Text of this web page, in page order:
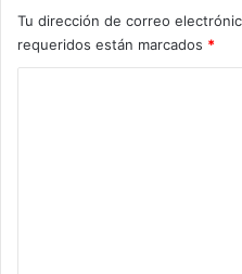
Tu dirección de correo
requeridos están marcados *